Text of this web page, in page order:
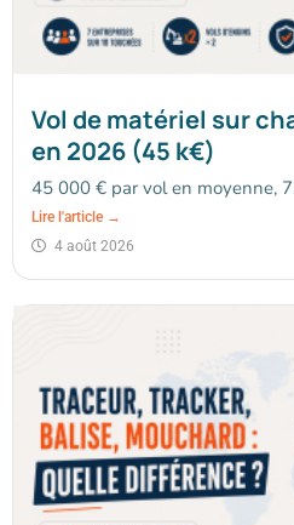
Vol de matériel sur
en 2026 (45 k€)
45 000 € par vol en moyenne,
Lire l'article →
4 août 2026